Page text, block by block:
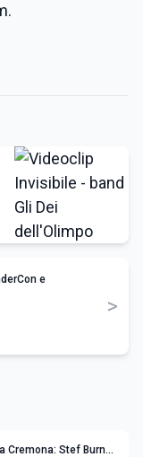
e
>
Cremona: Stef Burns,